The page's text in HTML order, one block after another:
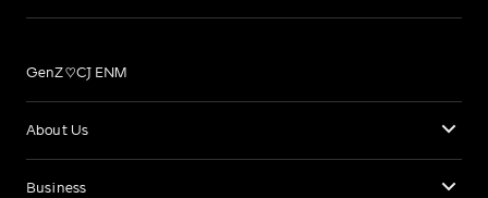
GenZ♡CJ ENM
About Us
Business